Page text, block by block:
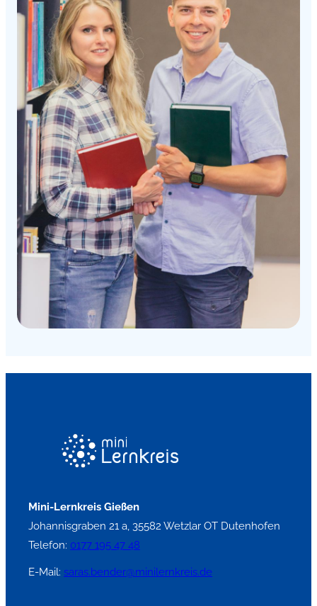
Mini-Lernkreis Gießen
Johannisgraben 21 a, 35582 Wetzlar OT Dutenhofen
Telefon: 0177 195 47 48
E-Mail: saras.bender@minilernkreis.de